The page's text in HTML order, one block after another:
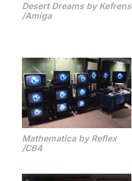
Desert Dreams by Kefrens
/Amiga
Mathematica by Reflex
/C64